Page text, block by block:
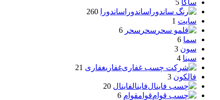
ساکا 5
ساندورا ساندورا
260
سایت 1
سحر سحر 6
سما 6
سون 3
سینا 4
غفاریغفاری 21
فالکون 3
فاینالفاینال 20
قوامقوام 6